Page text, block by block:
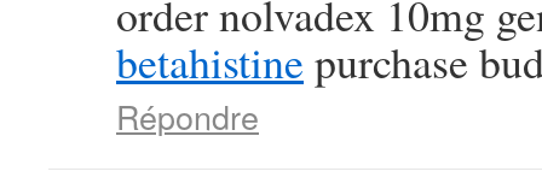
order nolvadex 10mg
betahistine purchase
Répondre